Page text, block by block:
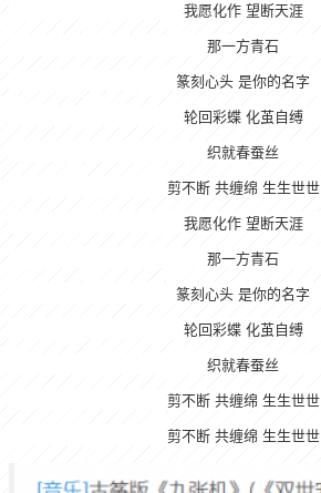
我愿化作 望断天涯
那一方青石
篆刻心头 是你的名字
轮回彩蝶 化茧自缚
织就春蚕丝
剪不断 共缠绵 生生世世
我愿化作 望断天涯
那一方青石
篆刻心头 是你的名字
轮回彩蝶 化茧自缚
织就春蚕丝
剪不断 共缠绵 生生世世
剪不断 共缠绵 生生世世